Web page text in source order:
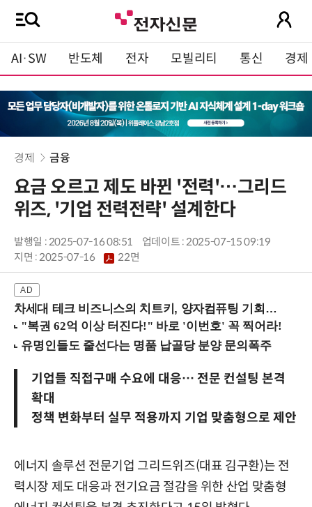
AI·SW 반도체 전자 모빌리티 통신 경제
경제 금융
요금 오르고 제도 바뀐 '전력'…그리드
위즈, '기업 전력전략' 설계한다
발행일 : 2025-07-16 08:51
업데이트 : 2025-07-15 09:19
지면 :2025-07-16 22면
차세대 테크 비즈니스의 치트키, 양자컴퓨팅 기회를 선점하라! (8/28 강남역)
기업들 직접구매 수요에 대응… 전문 컨설팅 본격
확대
정책 변화부터 실무 적용까지 기업 맞춤형으로 제안
에너지 솔루션 전문기업 그리드위즈(대표 김구환)는 전
력시장 제도 대응과 전기요금 절감을 위한 산업 맞춤형